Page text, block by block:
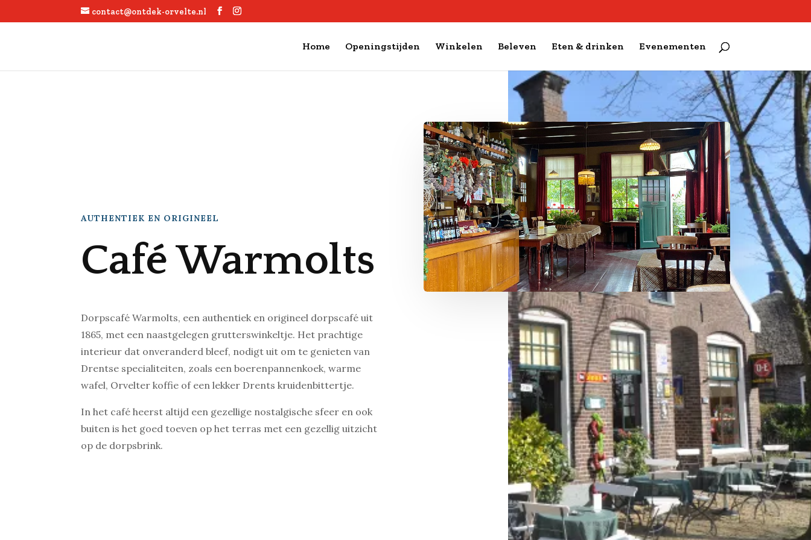
contact@ontdek-orvelte.nl
Home Openingstijden Winkelen Beleven Eten & drinken Evenementen
AUTHENTIEK EN ORIGINEEL
Café Warmolts
Dorpscafé Warmolts, een authentiek en origineel dorpscafé uit
1865, met een naastgelegen grutterswinkeltje. Het prachtige
interieur dat onveranderd bleef, nodigt uit om te genieten van
Drentse specialiteiten, zoals een boerenpannenkoek, warme
wafel, Orvelter koffie of een lekker Drents kruidenbittertje.
In het café heerst altijd een gezellige nostalgische sfeer en ook
buiten is het goed toeven op het terras met een gezellig uitzicht
op de dorpsbrink.